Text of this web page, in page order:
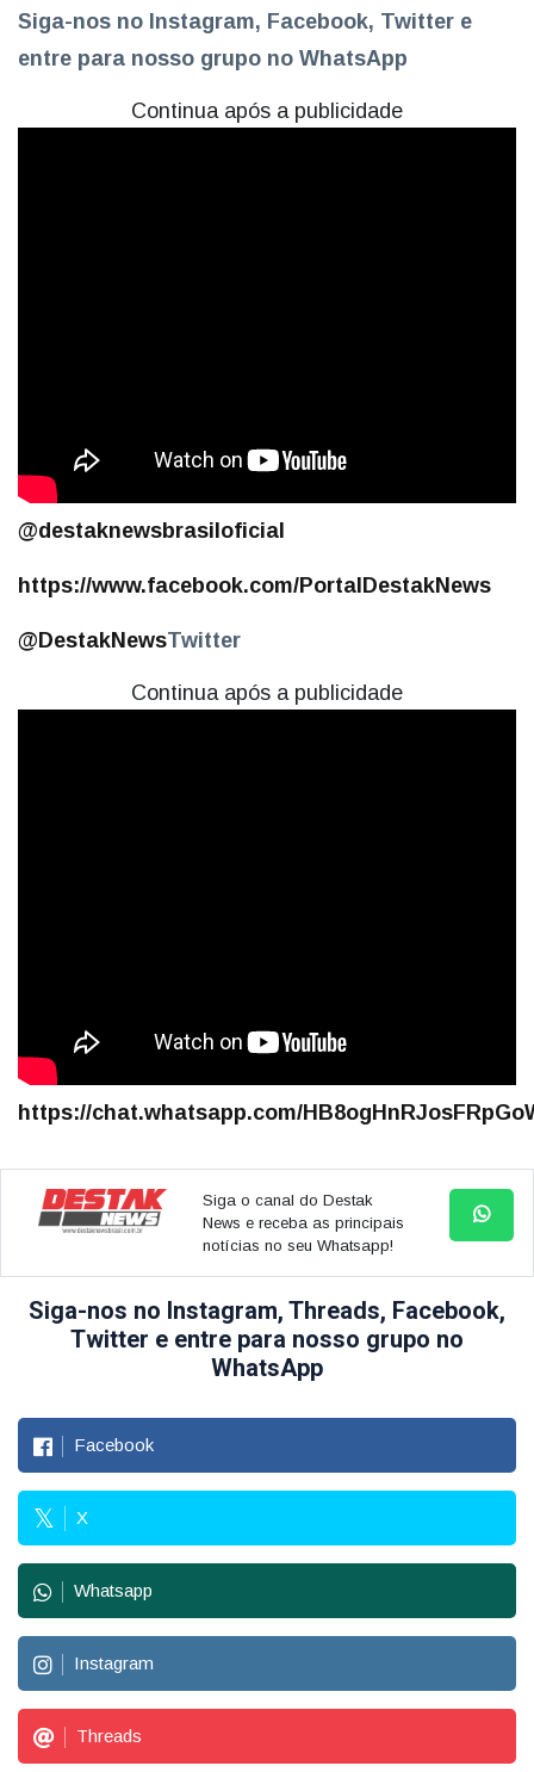
Siga-nos no Instagram, Facebook, Twitter e
entre para nosso grupo no WhatsApp
Continua após a publicidade
@destaknewsbrasiloficial
https://www.facebook.com/PortalDestakNews
@DestakNewsTwitter
Continua após a publicidade
https://chat.whatsapp.com/
Siga o canal do Destak
News e receba as principais
notícias no seu Whatsapp!
Siga-nos no Instagram, Threads, Facebook,
Twitter e entre para nosso grupo no
WhatsApp
Facebook
X
Whatsapp
Instagram
Threads